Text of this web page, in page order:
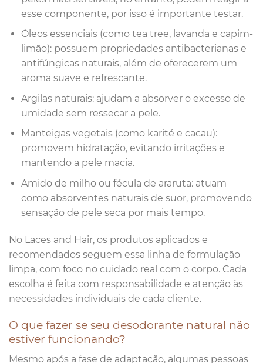
esse componente, por isso é importante testar.
Óleos essenciais (como tea tree, lavanda e capim-
limão): possuem propriedades antibacterianas e
antifúngicas naturais, além de oferecerem um
aroma suave e refrescante.
Argilas naturais: ajudam a absorver o excesso de
umidade sem ressecar a pele.
Manteigas vegetais (como karité e cacau):
promovem hidratação, evitando irritações e
mantendo a pele macia.
Amido de milho ou fécula de araruta: atuam
como absorventes naturais de suor, promovendo
sensação de pele seca por mais tempo.
No Laces and Hair, os produtos aplicados e
recomendados seguem essa linha de formulação
limpa, com foco no cuidado real com o corpo. Cada
escolha é feita com responsabilidade e atenção às
necessidades individuais de cada cliente.
O que fazer se seu desodorante natural não
estiver funcionando?
Mesmo após a fase de adaptação, algumas pessoas